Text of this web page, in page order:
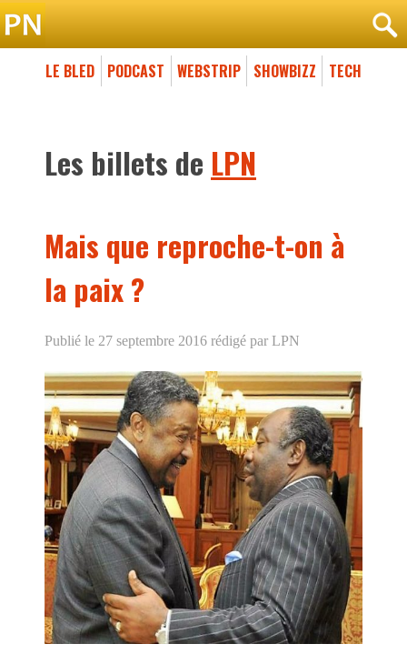
LE BLED PODCAST WEBSTRIP SHOWBIZZ TECH
Les billets de LPN
Mais que reproche-t-on à
la paix ?
Publié le 27 septembre 2016 rédigé par LPN